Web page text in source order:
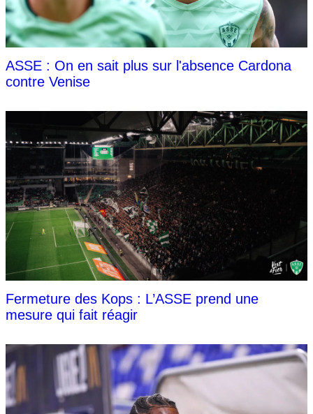
ASSE : On en sait plus sur l'absence Cardona
contre Venise
Fermeture des Kops : L’ASSE prend une
mesure qui fait réagir